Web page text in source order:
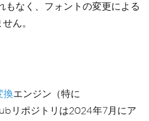
もなく、フォントの変更による
ん。
換エンジン（特に
リポジトリは2024年7月にア